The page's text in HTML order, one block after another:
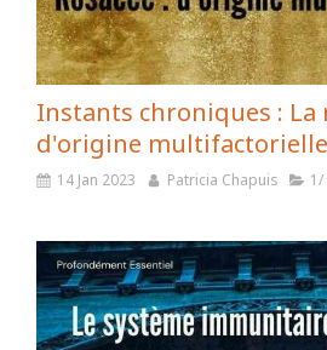
Instants chroniques : La
d'origine multifactorielle
14 Jan 2023 Patricia Chapuis